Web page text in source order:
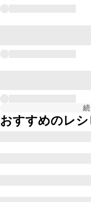
おすすめのレシ